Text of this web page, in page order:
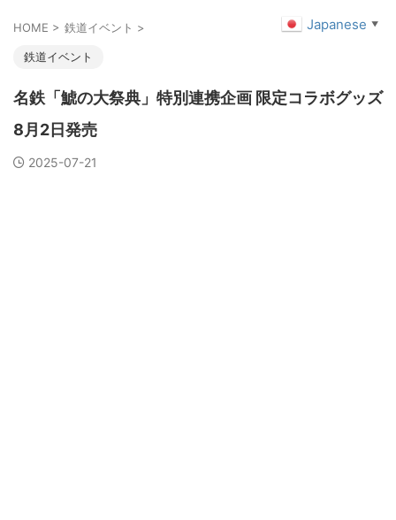
HOME > 鉄道イベント >
鉄道イベント
名鉄「鯱の大祭典」特別連携企画 限定コラボグッズ
8月2日発売
2025-07-21
Japanese ▼